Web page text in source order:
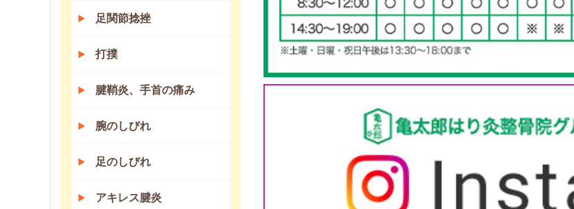
足関節捻挫
打撲
腱鞘炎、手首の痛み
腕のしびれ
足のしびれ
アキレス腱炎